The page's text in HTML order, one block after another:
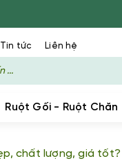
Tin tức Liên hệ
Ruột Gối - Ruột Chăn
chất lượng, giá tốt?